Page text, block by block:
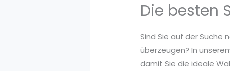
Die besten
Sind Sie auf der Suche
überzeugen? In
damit Sie die ideale